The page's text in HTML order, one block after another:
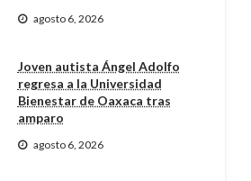
agosto 6, 2026
Joven autista Ángel Adolfo
regresa a la Universidad
Bienestar de Oaxaca tras
amparo
agosto 6, 2026